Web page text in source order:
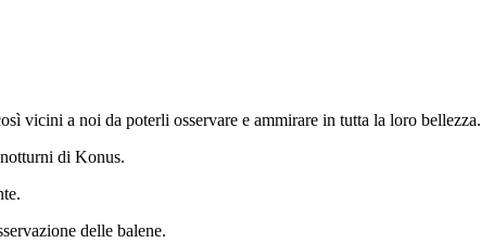
vicini a noi da poterli osservare e ammirare in tutta la loro bellezza.
di Konus.
delle balene.